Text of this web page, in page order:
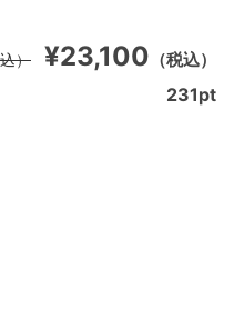
¥23,100 （税込）
）
231pt